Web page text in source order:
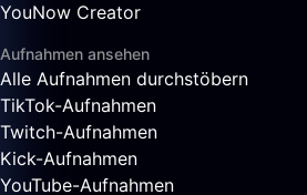
YouNow Creator
Aufnahmen ansehen
Alle Aufnahmen durchstöbern
TikTok-Aufnahmen
Twitch-Aufnahmen
Kick-Aufnahmen
YouTube-Aufnahmen